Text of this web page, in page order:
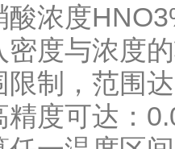
酸浓度
密度与浓度
限制，范围
精度可达：